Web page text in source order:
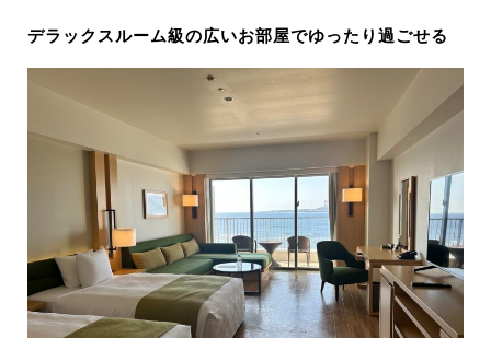
デラックスルーム級の広いお部屋でゆったり過ごせる